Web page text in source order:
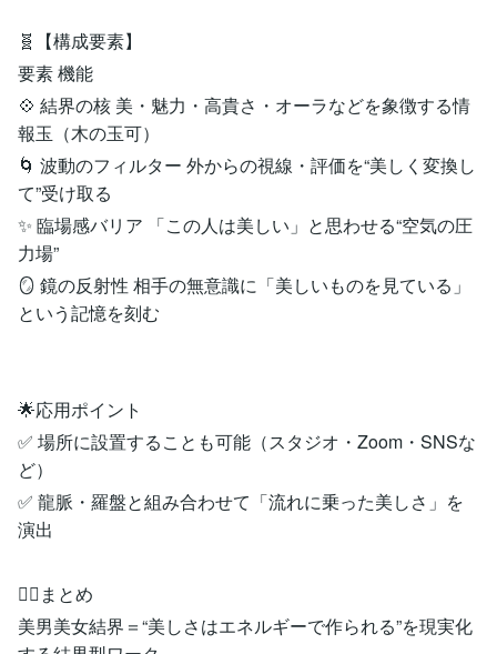
🧬【構成要素】
要素 機能
💠 結界の核 美・魅力・高貴さ・オーラなどを象徴する情
報玉（木の玉可）
🌀 波動のフィルター 外からの視線・評価を“美しく変換し
て”受け取る
✨ 臨場感バリア 「この人は美しい」と思わせる“空気の圧
力場”
🪞 鏡の反射性 相手の無意識に「美しいものを見ている」
という記憶を刻む
🌟応用ポイント
✅ 場所に設置することも可能（スタジオ・Zoom・SNSな
ど）
✅ 龍脈・羅盤と組み合わせて「流れに乗った美しさ」を
演出
🧙‍♀️まとめ
美男美女結界＝“美しさはエネルギーで作られる”を現実化